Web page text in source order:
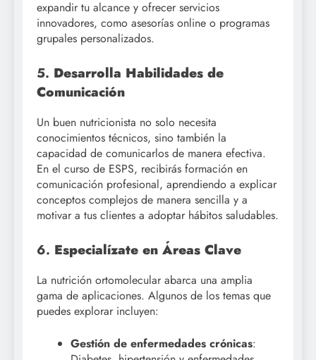
expandir tu alcance y ofrecer servicios
innovadores, como asesorías online o programas
grupales personalizados.
5. Desarrolla Habilidades de
Comunicación
Un buen nutricionista no solo necesita
conocimientos técnicos, sino también la
capacidad de comunicarlos de manera efectiva.
En el curso de ESPS, recibirás formación en
comunicación profesional, aprendiendo a explicar
conceptos complejos de manera sencilla y a
motivar a tus clientes a adoptar hábitos saludables.
6. Especialízate en Áreas Clave
La nutrición ortomolecular abarca una amplia
gama de aplicaciones. Algunos de los temas que
puedes explorar incluyen:
Gestión de enfermedades crónicas: